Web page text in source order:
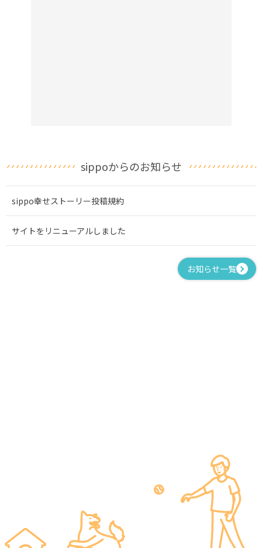
sippoからのお知らせ
sippo幸せストーリー投稿規約
サイトをリニューアルしました
お知らせ一覧